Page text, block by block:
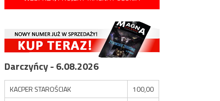
Darczyńcy - 6.08.2026
KACPER STAROŚCIAK
100,00